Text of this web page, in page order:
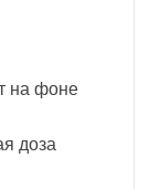
на фоне
доза